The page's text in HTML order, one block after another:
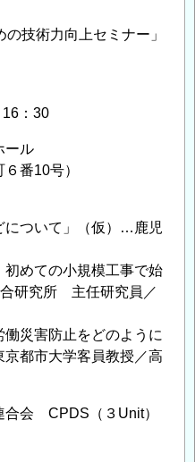
技術力向上セミナー」
：30
ール
番10号）
について」（仮）…鹿児
めての小規模工事で始
研究所 主任研究員／
災害防止をどのように
都市大学客員教授／高
合会 CPDS（３Unit）